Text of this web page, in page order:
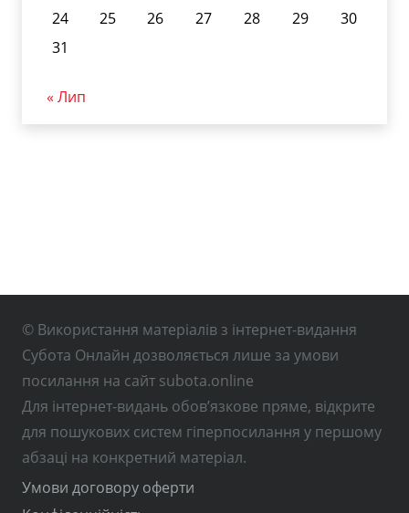
24
25 26 27 28 29
30
31
« Лип
© Використання матеріалів з інтернет-видання
Субота Онлайн дозволяється лише за умови
посилання на сайт subota.online
Для інтернет-видань обов’язкове пряме, відкрите
для пошукових систем гіперпосилання у першому
абзаці на конкретний матеріал.
Умови договору оферти